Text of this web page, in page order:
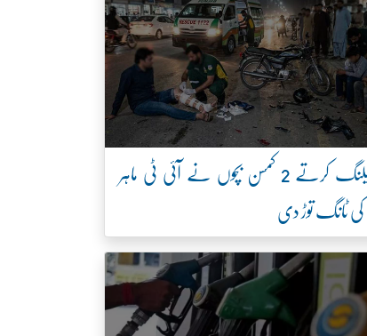
ون ویلنگ کرتے 2 کمسن بچوں نے آئی ٹی ماہر
ٹانگ توڑ دی